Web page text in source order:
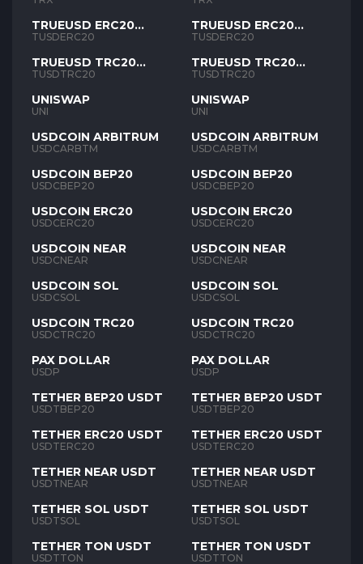
TRUEUSD ERC20
TUSD
TUSDERC20
TRUEUSD TRC20
TUSD
TUSDTRC20
UNISWAP
UNI
USDCOIN ARBITRUM
USDCARBTM
USDCOIN BEP20
USDCBEP20
USDCOIN ERC20
USDCERC20
USDCOIN NEAR
USDCNEAR
USDCOIN SOL
USDCSOL
USDCOIN TRC20
USDCTRC20
PAX DOLLAR
USDP
TETHER BEP20 USDT
USDTBEP20
TETHER ERC20 USDT
USDTERC20
TETHER NEAR USDT
USDTNEAR
TETHER SOL USDT
USDTSOL
TETHER TON USDT
USDTTON
TRUEUSD ERC20
TUSD
TUSDERC20
TRUEUSD TRC20
TUSD
TUSDTRC20
UNISWAP
UNI
USDCOIN ARBITRUM
USDCARBTM
USDCOIN BEP20
USDCBEP20
USDCOIN ERC20
USDCERC20
USDCOIN NEAR
USDCNEAR
USDCOIN SOL
USDCSOL
USDCOIN TRC20
USDCTRC20
PAX DOLLAR
USDP
TETHER BEP20 USDT
USDTBEP20
TETHER ERC20 USDT
USDTERC20
TETHER NEAR USDT
USDTNEAR
TETHER SOL USDT
USDTSOL
TETHER TON USDT
USDTTON